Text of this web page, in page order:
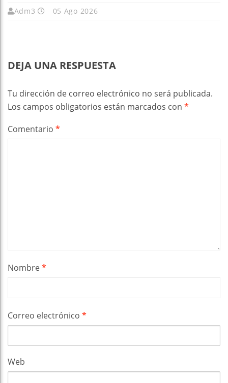
Adm3 05 Ago 2026
DEJA UNA RESPUESTA
Tu dirección de correo electrónico no será publicada.
Los campos obligatorios están marcados con *
Comentario *
Nombre*
Correo electrónico *
Web